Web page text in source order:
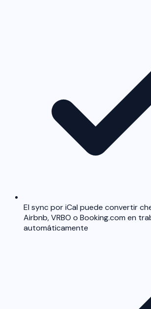
El sync por iCal puede convertir
Airbnb, VRBO o Booking.com en
automáticamente